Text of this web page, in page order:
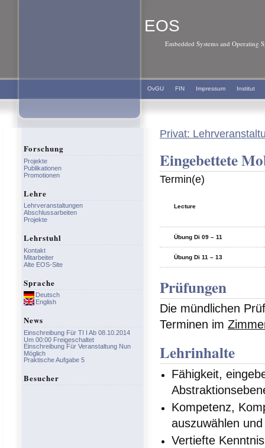
EOS
Embedded Systems and Operating
OvGU FIN Impressum Institut
Privat:
Eingebettete
Termin(e)
Lecture
Übung Di 09 – 11
Übung Di 11 – 13
Prüfungen
Die mündlichen
Terminen im
Lehrinhalte
Fähigkeit,
Kompetenz,
auszuwählen
Vertiefte
Forschung
Projekte
Publikationen
Promotionen
Lehre
Lehrveranstaltungen
Abschlussarbeiten
Projekte
Lehrstuhl
Kontakt
Mitarbeiter
Alte EOS-Site
Sprache
Deutsch
English
News
Einschreibung Für TI I Ab 08.10.2014
Um 00:00 Freigeschaltet
Einschreibung Für Veranstaltung Nun
Möglich
Praktische Aufgabe 5
Besucher